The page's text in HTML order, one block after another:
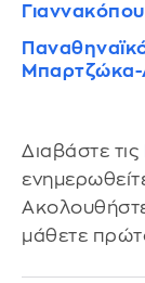
Μπαρτζώκα-
Διαβάστε τις
μάθετε